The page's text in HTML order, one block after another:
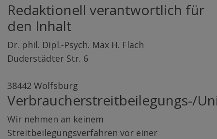
Redaktionell verantwortlich für
den Inhalt
Dr. phil. Dipl.-Psych. Max H. Flach
Duderstädter Str. 6
38442 Wolfsburg
Verbraucherstreitbeilegungs-/
Wir nehmen an keinem
Streitbeilegungsverfahren vor einer